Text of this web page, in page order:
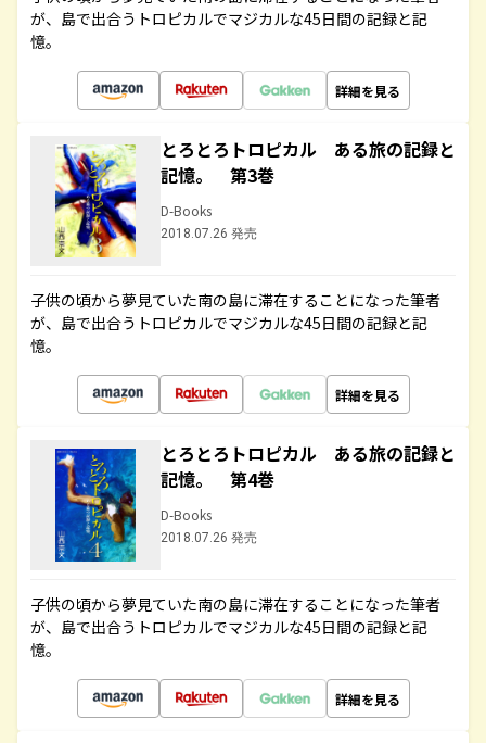
が、島で出合うトロピカルでマジカルな45日間の記録と記
憶。
詳細を見る
とろとろトロピカル ある旅の記録と
記憶。 第3巻
D-Books
2018.07.26 発売
子供の頃から夢見ていた南の島に滞在することになった筆者
が、島で出合うトロピカルでマジカルな45日間の記録と記
憶。
詳細を見る
とろとろトロピカル ある旅の記録と
記憶。 第4巻
D-Books
2018.07.26 発売
子供の頃から夢見ていた南の島に滞在することになった筆者
が、島で出合うトロピカルでマジカルな45日間の記録と記
憶。
詳細を見る